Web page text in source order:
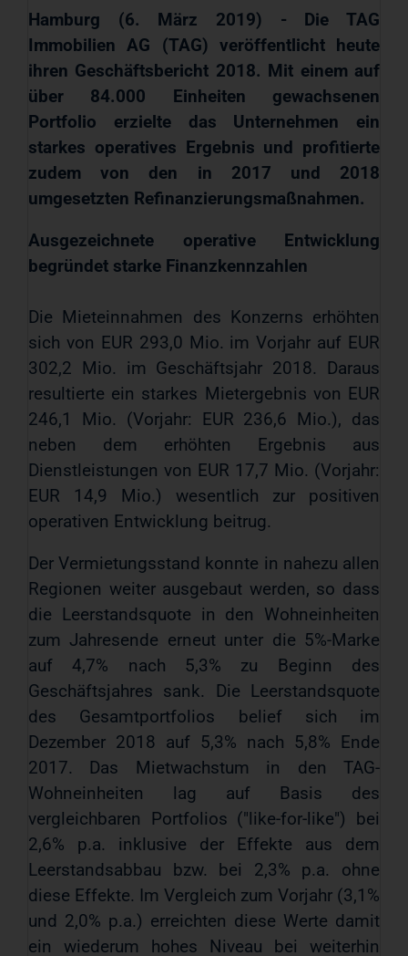
Hamburg (6. März 2019) - Die TAG
Immobilien AG (TAG) veröffentlicht heute
ihren Geschäftsbericht 2018. Mit einem auf
über 84.000 Einheiten gewachsenen
Portfolio erzielte das Unternehmen ein
starkes operatives Ergebnis und profitierte
zudem von den in 2017 und 2018
umgesetzten Refinanzierungsmaßnahmen.
Ausgezeichnete operative Entwicklung
begründet starke Finanzkennzahlen
Die Mieteinnahmen des Konzerns erhöhten
sich von EUR 293,0 Mio. im Vorjahr auf EUR
302,2 Mio. im Geschäftsjahr 2018. Daraus
resultierte ein starkes Mietergebnis von EUR
246,1 Mio. (Vorjahr: EUR 236,6 Mio.), das
neben dem erhöhten Ergebnis aus
Dienstleistungen von EUR 17,7 Mio. (Vorjahr:
EUR 14,9 Mio.) wesentlich zur positiven
operativen Entwicklung beitrug.
Der Vermietungsstand konnte in nahezu allen
Regionen weiter ausgebaut werden, so dass
die Leerstandsquote in den Wohneinheiten
zum Jahresende erneut unter die 5%-Marke
auf 4,7% nach 5,3% zu Beginn des
Geschäftsjahres sank. Die Leerstandsquote
des Gesamtportfolios belief sich im
Dezember 2018 auf 5,3% nach 5,8% Ende
2017. Das Mietwachstum in den TAG-
Wohneinheiten lag auf Basis des
vergleichbaren Portfolios ("like-for-like") bei
2,6% p.a. inklusive der Effekte aus dem
Leerstandsabbau bzw. bei 2,3% p.a. ohne
diese Effekte. Im Vergleich zum Vorjahr (3,1%
und 2,0% p.a.) erreichten diese Werte damit
ein wiederum hohes Niveau bei weiterhin